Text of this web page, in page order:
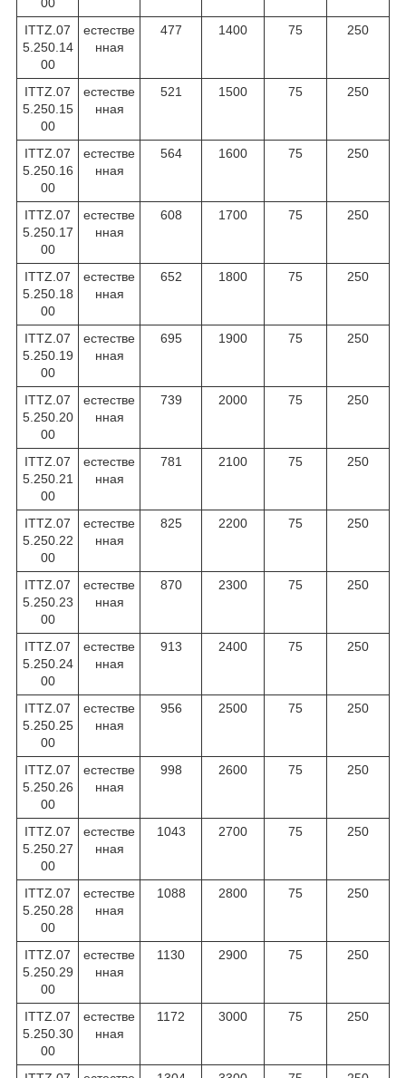
ITTZ.07
5.250.14
00
естестве
нная
477 1400 75 250
ITTZ.07
5.250.15
00
естестве
нная
521 1500 75 250
ITTZ.07
5.250.16
00
естестве
нная
564 1600 75 250
ITTZ.07
5.250.17
00
естестве
нная
608 1700 75 250
ITTZ.07
5.250.18
00
естестве
нная
652 1800 75 250
ITTZ.07
5.250.19
00
естестве
нная
695 1900 75 250
ITTZ.07
5.250.20
00
естестве
нная
739 2000 75 250
ITTZ.07
5.250.21
00
естестве
нная
781 2100 75 250
ITTZ.07
5.250.22
00
естестве
нная
825 2200 75 250
ITTZ.07
5.250.23
00
естестве
нная
870 2300 75 250
ITTZ.07
5.250.24
00
естестве
нная
913 2400 75 250
ITTZ.07
5.250.25
00
естестве
нная
956 2500 75 250
ITTZ.07
5.250.26
00
естестве
нная
998 2600 75 250
ITTZ.07
5.250.27
00
естестве
нная
1043 2700 75 250
ITTZ.07
5.250.28
00
естестве
нная
1088 2800 75 250
ITTZ.07
5.250.29
00
естестве
нная
1130 2900 75 250
ITTZ.07
5.250.30
00
естестве
нная
1172 3000 75 250